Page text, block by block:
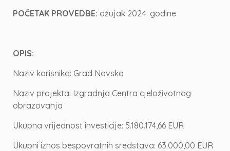
POČETAK PROVEDBE: ožujak 2024. godine
OPIS:
Naziv korisnika: Grad Novska
Naziv projekta: Izgradnja Centra cjeloživotnog
obrazovanja
Ukupna vrijednost investicije: 5.180.174,66 EUR
Ukupni iznos bespovratnih sredstava: 63.000,00 EUR